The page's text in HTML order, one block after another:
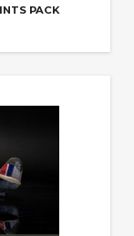
PACK